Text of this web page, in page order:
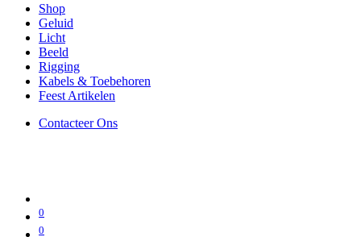
Shop
Geluid
Licht
Beeld
Rigging
Kabels & Toebehoren
Feest Artikelen
Contacteer Ons
0
0